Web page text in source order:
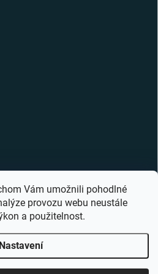
Vám umožnili pohodlné
provozu webu neustále
a použitelnost.
Nastavení